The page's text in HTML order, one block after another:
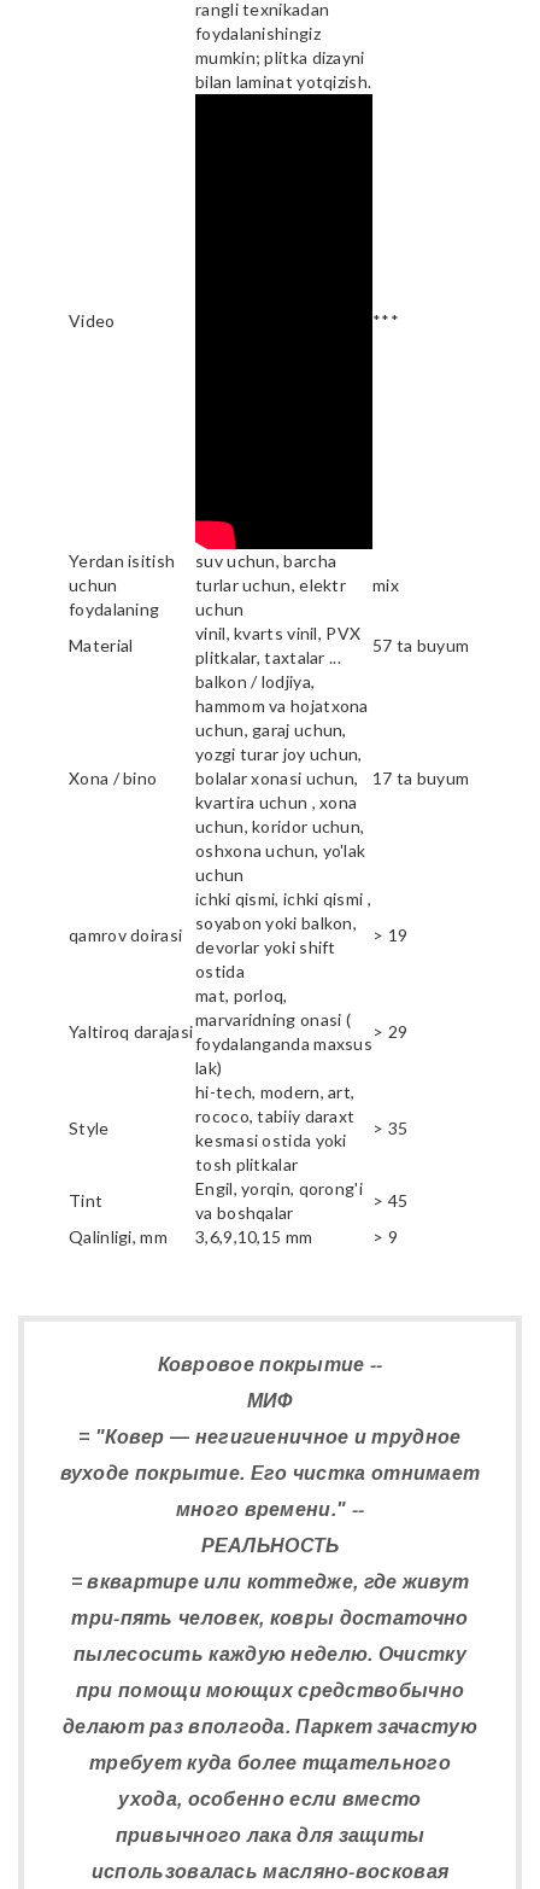
rangli texnikadan
foydalanishingiz
mumkin; plitka dizayni
bilan laminat yotqizish.
Video ***
Yerdan isitish
uchun
foydalaning
suv uchun, barcha
turlar uchun, elektr
uchun
mix
Material
vinil, kvarts vinil, PVX
plitkalar, taxtalar ...
57 ta buyum
Xona / bino
balkon / lodjiya,
hammom va hojatxona
uchun, garaj uchun,
yozgi turar joy uchun,
bolalar xonasi uchun,
kvartira uchun , xona
uchun, koridor uchun,
oshxona uchun, yo'lak
uchun
17 ta buyum
qamrov doirasi
ichki qismi, ichki qismi ,
soyabon yoki balkon,
devorlar yoki shift
ostida
> 19
Yaltiroq darajasi
mat, porloq,
marvaridning onasi (
foydalanganda maxsus
lak)
> 29
Style
hi-tech, modern, art,
rococo, tabiiy daraxt
kesmasi ostida yoki
tosh plitkalar
> 35
Tint
Engil, yorqin, qorong'i
va boshqalar
> 45
Qalinligi, mm
3,6,9,10,15 mm > 9
Ковровое покрытие --
МИФ
= "Ковер — негигиеничное и трудное
вуходе покрытие. Его чистка отнимает
много времени." --
РЕАЛЬНОСТЬ
= вквартире или коттедже, где живут
три-пять человек, ковры достаточно
пылесосить каждую неделю. Очистку
при помощи моющих средствобычно
делают раз вполгода. Паркет зачастую
требует куда более тщательного
ухода, особенно если вместо
привычного лака для защиты
использовалась масляно-восковая